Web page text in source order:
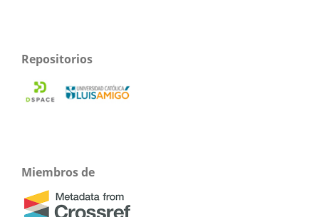
Repositorios
Miembros de